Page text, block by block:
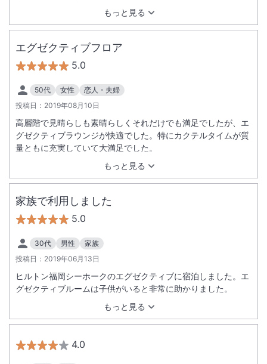
もっと見る
エグゼクティブフロア
5.0
50代 女性
恋人・夫婦
投稿日： 2019年08月10日
もっと見る
高層階で見晴らしも素晴らしくそれだけでも満足でしたが、エ
グゼクティブラウンジが快適でした。特にカクテルタイムが質
量ともに充実していて大満足でした。
家族で利用しました
5.0
30代 男性
家族
投稿日： 2019年06月13日
もっと見る
ヒルトン福岡シーホークのエグゼクティブに宿泊しました。エ
グゼクティブルームは子供がいると非常に助かりました。
4.0